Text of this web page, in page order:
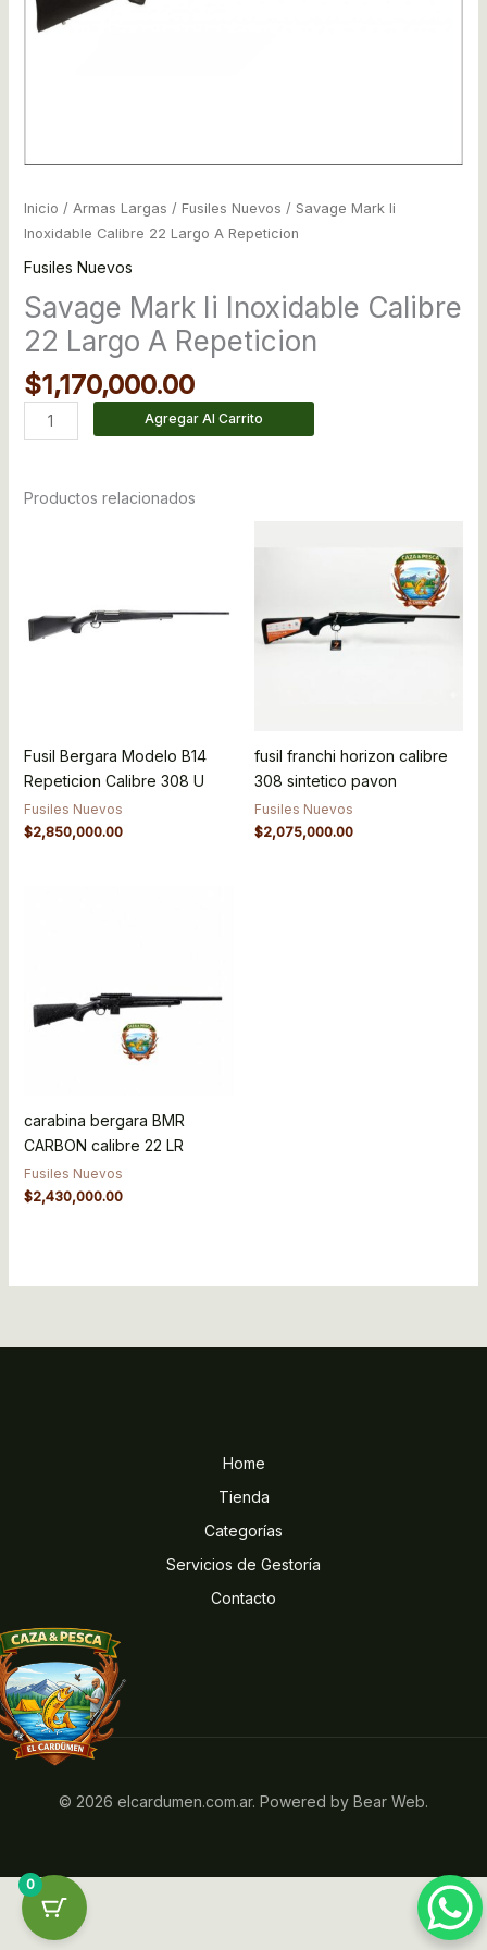
Inicio / Armas Largas / Fusiles Nuevos / Savage Mark Ii
Inoxidable Calibre 22 Largo A Repeticion
Fusiles Nuevos
Savage Mark Ii Inoxidable Calibre
22 Largo A Repeticion
$1,170,000.00
Agregar Al Carrito
Productos relacionados
Fusil Bergara Modelo B14
Repeticion Calibre 308 U
Fusiles Nuevos
$2,850,000.00
fusil franchi horizon calibre
308 sintetico pavon
Fusiles Nuevos
$2,075,000.00
carabina bergara BMR
CARBON calibre 22 LR
Fusiles Nuevos
$2,430,000.00
Home
Tienda
Categorías
Servicios de Gestoría
Contacto
© 2026 elcardumen.com.ar. Powered by Bear Web.
0